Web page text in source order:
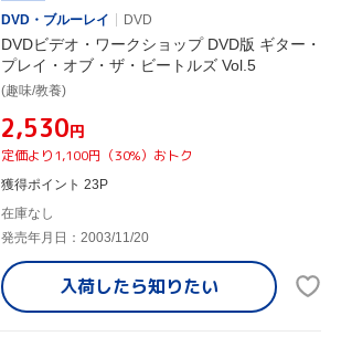
DVD・ブルーレイ
DVD
DVDビデオ・ワークショップ DVD版 ギター・
プレイ・オブ・ザ・ビートルズ Vol.5
(趣味/教養)
¥2,530円
定価より1,100円（30%）おトク
獲得ポイント 23P
在庫なし
発売年月日：2003/11/20
入荷したら知りたい